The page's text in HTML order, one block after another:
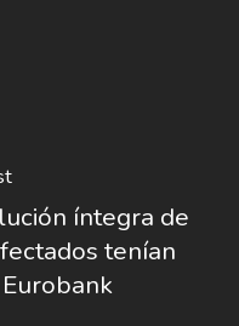
íntegra de
tenían